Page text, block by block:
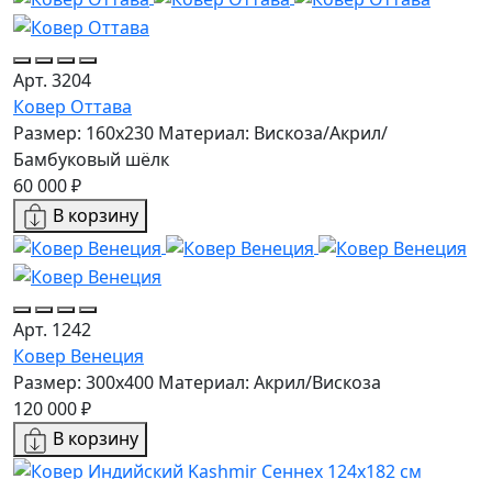
Арт. 3204
Ковер Оттава
Размер: 160х230 Материал: Вискоза/Акрил/
Бамбуковый шёлк
60 000 ₽
В корзину
Арт. 1242
Ковер Венеция
Размер: 300x400 Материал: Акрил/Вискоза
120 000 ₽
В корзину